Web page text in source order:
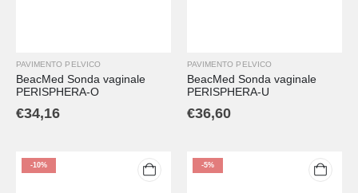
PAVIMENTO PELVICO
BeacMed Sonda vaginale
PERISPHERA-O
€34,16
PAVIMENTO PELVICO
BeacMed Sonda vaginale
PERISPHERA-U
€36,60
-10% -5%